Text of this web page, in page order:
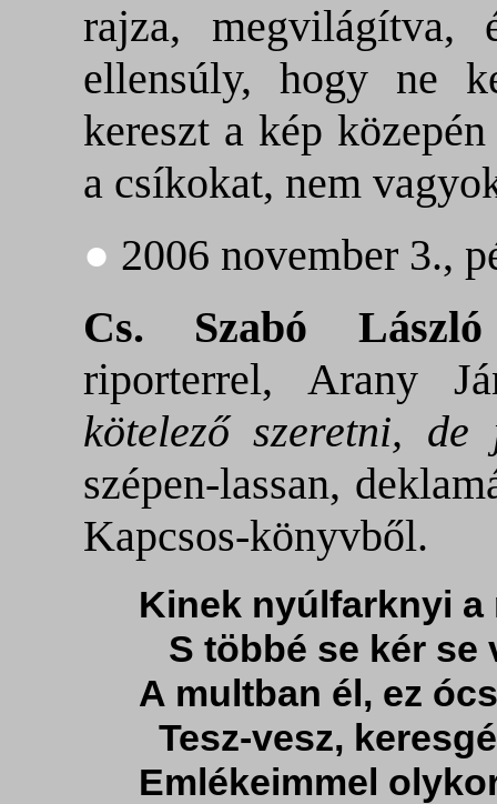
rajza, megvilágítva,
ellensúly, hogy ne
kereszt a kép
a csíkokat, nem
● 2006 november 3.,
Cs. Szabó László
riporterrel, Arany
kötelező szeretni,
szépen-lassan,
Kapcsos-könyvből.
Kinek nyúlfarknyi a
S többé se kér se
A multban él, ez
Tesz-vesz,
Emlékeimmel